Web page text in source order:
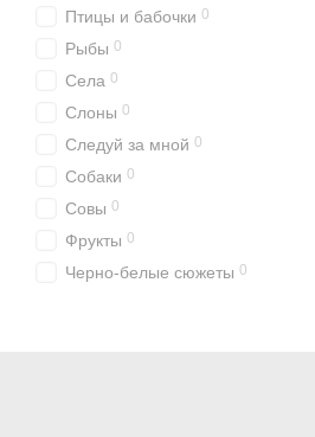
Птицы и бабочки 0
Рыбы 0
Села 0
Слоны 0
Следуй за мной 0
Собаки 0
Совы 0
Фрукты 0
Черно-белые сюжеты 0